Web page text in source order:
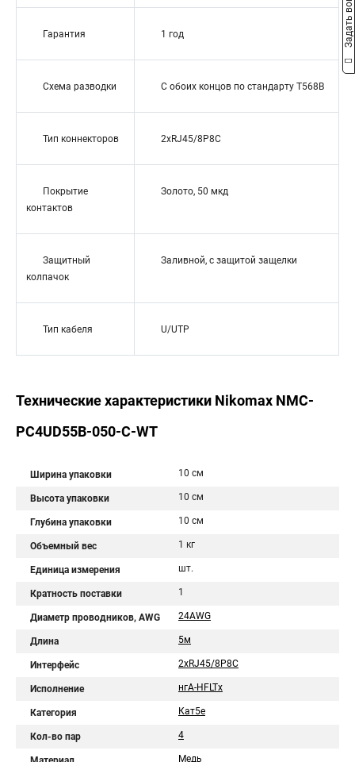
Гарантия 1 год
Схема разводки С обоих концов по стандарту T568B
Тип коннекторов 2xRJ45/8P8C
Покрытие
контактов
Золото, 50 мкд
Защитный
колпачок
Заливной, с защитой защелки
Тип кабеля U/UTP
Технические характеристики Nikomax NMC-
PC4UD55B-050-C-WT
Ширина упаковки 10 см
Высота упаковки 10 см
Глубина упаковки 10 см
Объемный вес 1 кг
Единица измерения шт.
Кратность поставки 1
Диаметр проводников, AWG 24AWG
Длина 5м
Интерфейс 2хRJ45/8P8C
Исполнение нгА-HFLTx
Категория Кат5е
Кол-во пар 4
Медь
Задать вопрос